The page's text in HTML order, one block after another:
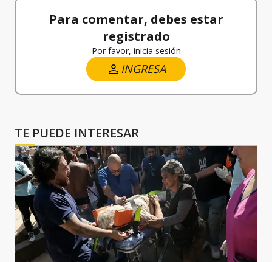
Para comentar, debes estar
registrado
Por favor, inicia sesión
INGRESA
TE PUEDE INTERESAR